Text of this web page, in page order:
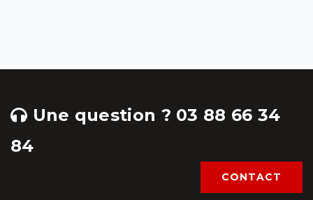
Une question ? 03 88 66 34
84
CONTACT